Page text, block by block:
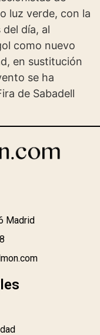
luz verde, con la
día, al
como nuevo
en sustitución
se ha
de Sabadell
Madrid